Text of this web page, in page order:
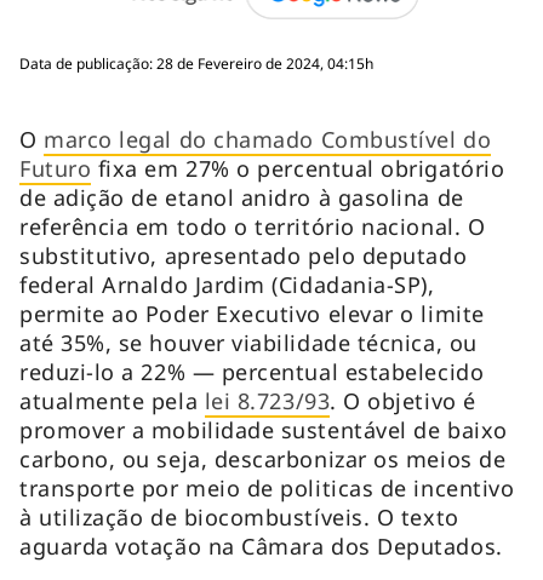
Data de publicação: 28 de Fevereiro de 2024, 04:15h
O marco legal do chamado Combustível do
Futuro fixa em 27% o percentual obrigatório
de adição de etanol anidro à gasolina de
referência em todo o território nacional. O
substitutivo, apresentado pelo deputado
federal Arnaldo Jardim (Cidadania-SP),
permite ao Poder Executivo elevar o limite
até 35%, se houver viabilidade técnica, ou
reduzi-lo a 22% — percentual estabelecido
atualmente pela lei 8.723/93. O objetivo é
promover a mobilidade sustentável de baixo
carbono, ou seja, descarbonizar os meios de
transporte por meio de politicas de incentivo
à utilização de biocombustíveis. O texto
aguarda votação na Câmara dos Deputados.